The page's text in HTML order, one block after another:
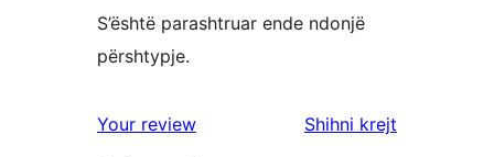
S’është parashtruar ende ndonjë
përshtypje.
Your review Shihni krejt